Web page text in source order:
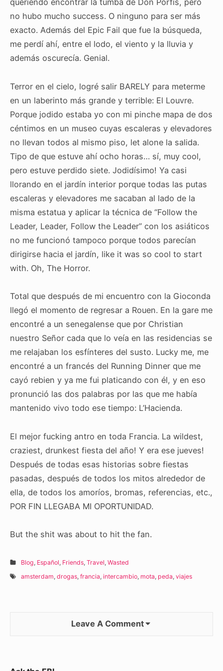
queriendo encontrar la tumba de Don Porfis, pero
no hubo mucho success. O ninguno para ser más
exacto. Además del Epic Fail que fue la búsqueda,
me perdí ahí, entre el lodo, el viento y la lluvia y
además oscurecía. Genial.
Terror en el cielo, logré salir BARELY para meterme
en un laberinto más grande y terrible: El Louvre.
Porque jodido estaba yo con mi pinche mapa de dos
céntimos en un museo cuyas escaleras y elevadores
no llevan todos al mismo piso, let alone la salida.
Tipo de que estuve ahí ocho horas… sí, muy cool,
pero estuve perdido siete. Jodidísimo! Ya casi
llorando en el jardín interior porque todas las putas
escaleras y elevadores me sacaban al lado de la
misma estatua y aplicar la técnica de “Follow the
Leader, Leader, Follow the Leader” con los asiáticos
no me funcionó tampoco porque todos parecían
dirigirse hacia el jardín, like it was so cool to start
with. Oh, The Horror.
Total que después de mi encuentro con la Gioconda
llegó el momento de regresar a Rouen. En la gare me
encontré a un senegalense que por Christian
nuestro Señor cada que lo veía en las residencias se
me relajaban los esfínteres del susto. Lucky me, me
encontré a un francés del Running Dinner que me
cayó rebien y ya me fui platicando con él, y en eso
pronunció las dos palabras por las que me había
mantenido vivo todo ese tiempo: L’Hacienda.
El mejor fucking antro en toda Francia. La wildest,
craziest, drunkest fiesta del año! Y era ese jueves!
Después de todas esas historias sobre fiestas
pasadas, después de todos los mitos alrededor de
ella, de todos los amoríos, bromas, referencias, etc.,
POR FIN LLEGABA MI OPORTUNIDAD.
But the shit was about to hit the fan.
Blog, Español, Friends,Travel,Wasted
amsterdam,drogas,francia,intercambio, mota, peda,viajes
Leave A Comment